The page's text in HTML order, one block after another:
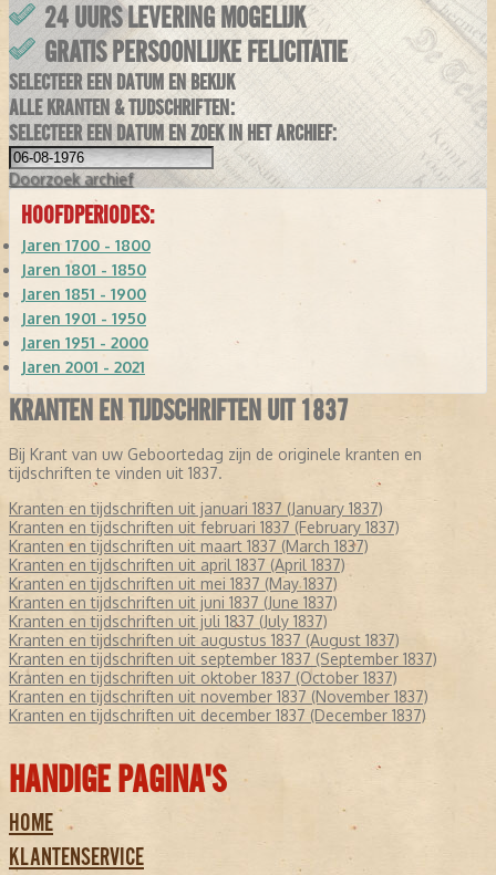
24 UURS LEVERING MOGELIJK
GRATIS PERSOONLIJKE FELICITATIE
SELECTEER EEN DATUM EN BEKIJK
ALLE KRANTEN & TIJDSCHRIFTEN:
SELECTEER EEN DATUM EN ZOEK IN HET ARCHIEF:
Doorzoek archief
HOOFDPERIODES:
Jaren 1700 - 1800
Jaren 1801 - 1850
Jaren 1851 - 1900
Jaren 1901 - 1950
Jaren 1951 - 2000
Jaren 2001 - 2021
KRANTEN EN TIJDSCHRIFTEN UIT 1837
Bij Krant van uw Geboortedag zijn de originele kranten en
tijdschriften te vinden uit 1837.
Kranten en tijdschriften uit januari 1837 (January 1837)
Kranten en tijdschriften uit februari 1837 (February 1837)
Kranten en tijdschriften uit maart 1837 (March 1837)
Kranten en tijdschriften uit april 1837 (April 1837)
Kranten en tijdschriften uit mei 1837 (May 1837)
Kranten en tijdschriften uit juni 1837 (June 1837)
Kranten en tijdschriften uit juli 1837 (July 1837)
Kranten en tijdschriften uit augustus 1837 (August 1837)
Kranten en tijdschriften uit september 1837 (September 1837)
Kranten en tijdschriften uit oktober 1837 (October 1837)
Kranten en tijdschriften uit november 1837 (November 1837)
Kranten en tijdschriften uit december 1837 (December 1837)
HANDIGE PAGINA'S
HOME
KLANTENSERVICE